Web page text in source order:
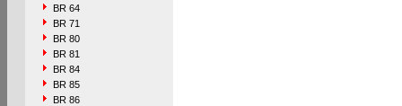
BR 64
BR 71
BR 80
BR 81
BR 84
BR 85
BR 86